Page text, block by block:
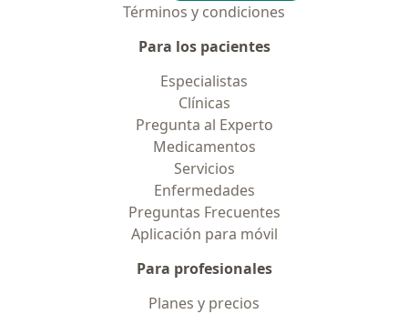
Términos y condiciones
Para los pacientes
Especialistas
Clínicas
Pregunta al Experto
Medicamentos
Servicios
Enfermedades
Preguntas Frecuentes
Aplicación para móvil
Para profesionales
Planes y precios